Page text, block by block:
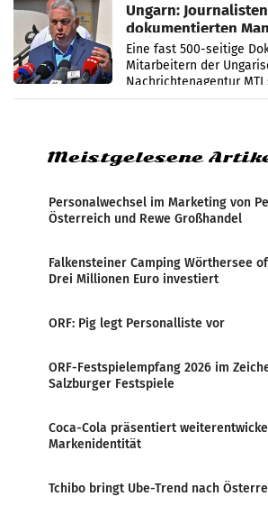
Ungarn: Journalisten
dokumentierten
Zensur
Eine fast 500-seitige
Mitarbeitern der
Nachrichtenagentur
systematische
Meistgelesene
Personalwechsel im Marketing von
Österreich und Rewe Großhandel
Falkensteiner Camping Wörthersee
Drei Millionen Euro investiert
ORF: Pig legt Personalliste vor
ORF-Festspielempfang 2026 im
Salzburger Festspiele
Coca-Cola präsentiert
Markenidentität
Tchibo bringt Ube-Trend nach